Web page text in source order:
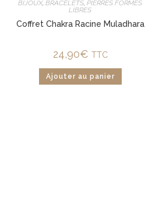
BIJOUX,BRACELETS ,PIERRES FORMES
LIBRES
Coffret Chakra Racine Muladhara
24,90€ TTC
Ajouter au panier